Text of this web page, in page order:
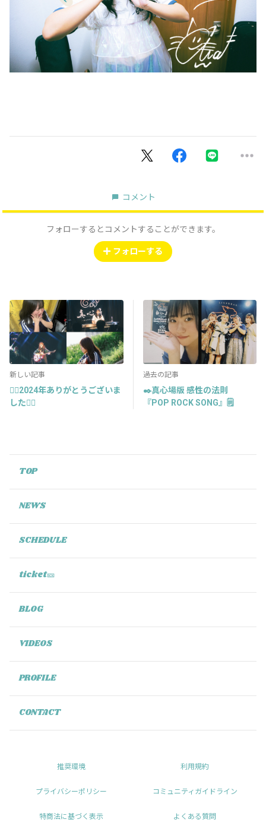
コメント
フォローするとコメントすることができます。
フォローする
新しい記事
❤️‍🔥2024年ありがとうございま
した❤️‍🔥
過去の記事
✒️真心場版 感性の法則
『POP ROCK SONG』🗒️
TOP
NEWS
SCHEDULE
ticket🎫
BLOG
VIDEOS
PROFILE
CONTACT
推奨環境 利用規約
プライバシーポリシー コミュニティガイドライン
特商法に基づく表示 よくある質問